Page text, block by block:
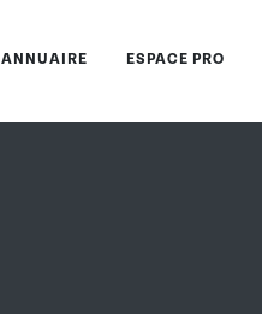
ANNUAIRE ESPACE PRO